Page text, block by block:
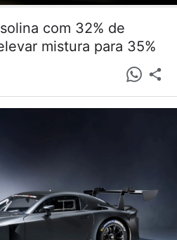
com 32% de
mistura para 35%